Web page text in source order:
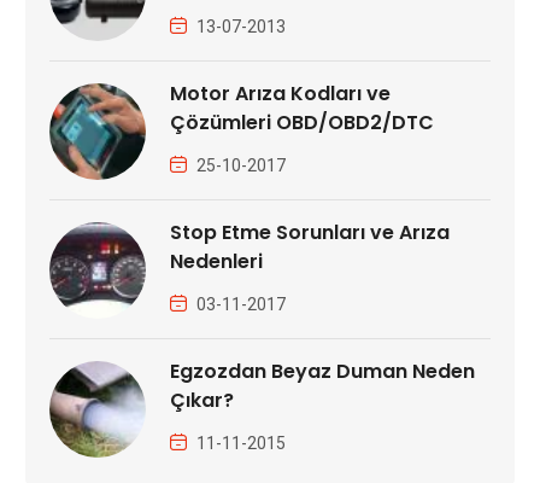
13-07-2013
Motor Arıza Kodları ve
Çözümleri OBD/OBD2/DTC
25-10-2017
Stop Etme Sorunları ve Arıza
Nedenleri
03-11-2017
Egzozdan Beyaz Duman Neden
Çıkar?
11-11-2015